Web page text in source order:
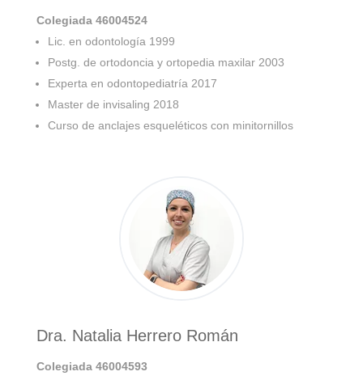
Colegiada 46004524
Lic. en odontología 1999
Postg. de ortodoncia y ortopedia maxilar 2003
Experta en odontopediatría 2017
Master de invisaling 2018
Curso de anclajes esqueléticos con minitornillos
Dra. Natalia Herrero Román
Colegiada 46004593